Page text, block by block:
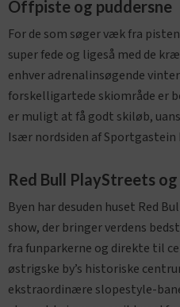
Offpiste og puddersne
For de som søger væk fra
super fede og ligeså med de
enhver adrenalinsøgende
forskelligartede skiområde er
er muligt at få godt skiløb,
Især nordsiden af
Red Bull PlayStreets
Byen har desuden huset Red
show, der bringer verdens
fra funparkerne og direkte til
østrigske by’s historiske
ekstraordinære slopestyle-